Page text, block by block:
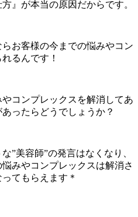
』が本当の原因だからです。
お客様の今までの悩みやコン
るんです！
コンプレックスを解消してあ
ったらどうでしょうか？
”美容師”の発言はなくなり、
みやコンプレックスは解消さ
てもらえます＊